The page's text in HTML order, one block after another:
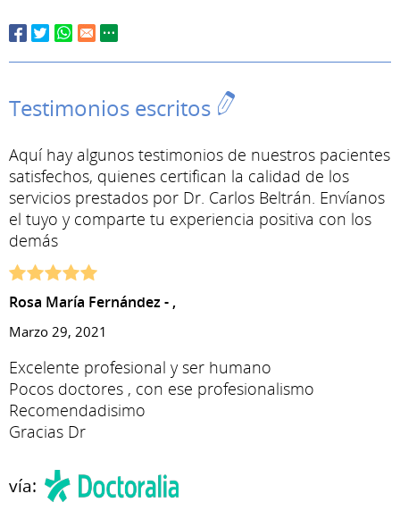
Testimonios escritos
Aquí hay algunos testimonios de nuestros pacientes
satisfechos, quienes certifican la calidad de los
servicios prestados por Dr. Carlos Beltrán. Envíanos
el tuyo y comparte tu experiencia positiva con los
demás
Rosa María Fernández - ,
Marzo 29, 2021
Excelente profesional y ser humano
Pocos doctores , con ese profesionalismo
Recomendadisimo
Gracias Dr
vía: